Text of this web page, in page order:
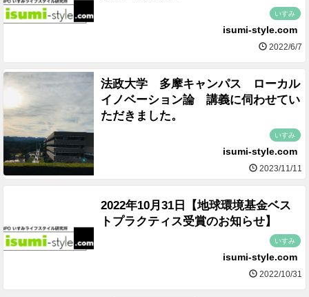
いすみ
isumi-style.com
2022/6/7
法政大学 多摩キャンパス ローカル
イノベーション論 講義に伺わせてい
ただきました。
いすみ
isumi-style.com
2023/11/11
2022年10月31日【地球環境基金ベス
トプラクティス受賞のお知らせ】
いすみ
isumi-style.com
2022/10/31